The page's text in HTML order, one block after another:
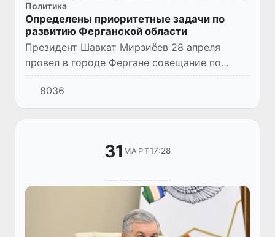
Политика
Определены приоритетные задачи по
развитию Ферганской области
Президент Шавкат Мирзиёев 28 апреля
провел в городе Фергане совещание по
вопросам социально-экономического
развития Ферганской области.
8036
31 МАРТ17:28